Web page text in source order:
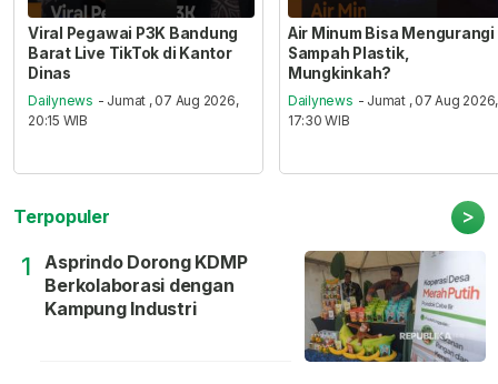
Viral Pegawai P3K Bandung
Barat Live TikTok di Kantor
Dinas
Dailynews - Jumat , 07 Aug 2026,
20:15 WIB
Air Minum Bisa Mengurangi
Sampah Plastik,
Mungkinkah?
Dailynews - Jumat , 07 Aug 2026,
17:30 WIB
Terpopuler >
1
Asprindo Dorong KDMP
Berkolaborasi dengan
Kampung Industri